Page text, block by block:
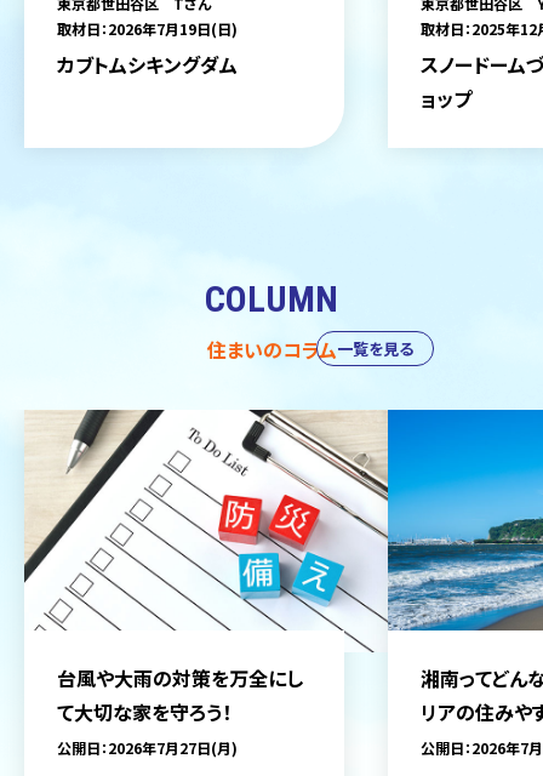
取材日：2026年7月19日(日)
カブトムシキングダム
取材日：2025年
スノードーム
ョップ
COLUMN
住まいのコラム
台風や大雨の対策を万全にし
て大切な家を守ろう！
公開日：2026年7月27日(月)
湘南ってどん
リアの住みや
をご紹介
公開日：2026年7
一覧を見る